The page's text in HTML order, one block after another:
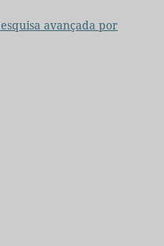
avançada por